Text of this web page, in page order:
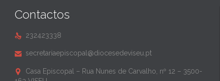
Contactos
 232423338
 secretariaepiscopal@diocesedeviseu.pt

Casa Episcopal – Rua Nunes de Carvalho, nº 12 – 3500-